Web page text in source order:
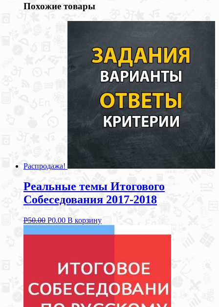
Похожие товары
Распродажа!
Реальные темы Итогового
Собеседования 2017-2018
Р50.00 Р0.00 В корзину